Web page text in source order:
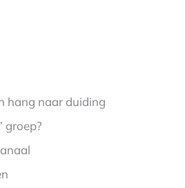
hang naar duiding
groep?